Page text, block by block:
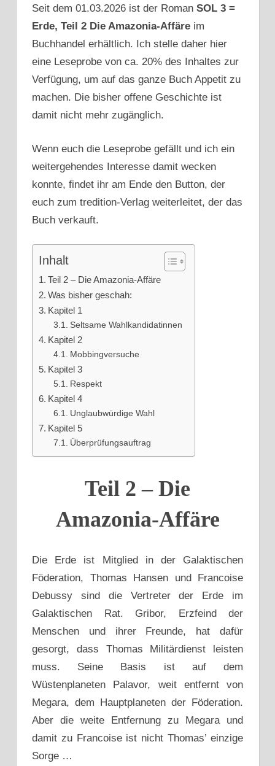
Seit dem 01.03.2026 ist der Roman SOL 3 =
Erde, Teil 2 Die Amazonia-Affäre im
Buchhandel erhältlich. Ich stelle daher hier
eine Leseprobe von ca. 20% des Inhaltes zur
Verfügung, um auf das ganze Buch Appetit zu
machen. Die bisher offene Geschichte ist
damit nicht mehr zugänglich.
Wenn euch die Leseprobe gefällt und ich ein
weitergehendes Interesse damit wecken
konnte, findet ihr am Ende den Button, der
euch zum tredition-Verlag weiterleitet, der das
Buch verkauft.
Inhalt
Teil 2 – Die Amazonia-Affäre
Was bisher geschah:
Kapitel 1
Seltsame Wahlkandidatinnen
Kapitel 2
Mobbingversuche
Kapitel 3
Respekt
Kapitel 4
Unglaubwürdige Wahl
Kapitel 5
Überprüfungsauftrag
Teil 2 – Die
Amazonia-Affäre
Die Erde ist Mitglied in der Galaktischen
Föderation, Thomas Hansen und Francoise
Debussy sind die Vertreter der Erde im
Galaktischen Rat. Gribor, Erzfeind der
Menschen und ihrer Freunde, hat dafür
gesorgt, dass Thomas Militärdienst leisten
muss. Seine Basis ist auf dem
Wüstenplaneten Palavor, weit entfernt von
Megara, dem Hauptplaneten der Föderation.
Aber die weite Entfernung zu Megara und
damit zu Francoise ist nicht Thomas’ einzige
Sorge …